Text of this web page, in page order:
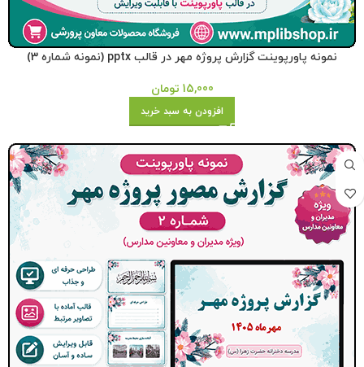
نمونه پاورپوینت گزارش پروژه مهر در قالب pptx (نمونه شماره 3)
15,000 تومان
افزودن به سبد خرید